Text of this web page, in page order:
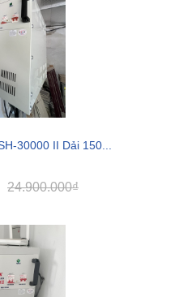
30000 II Dải 150...
24.900.000₫